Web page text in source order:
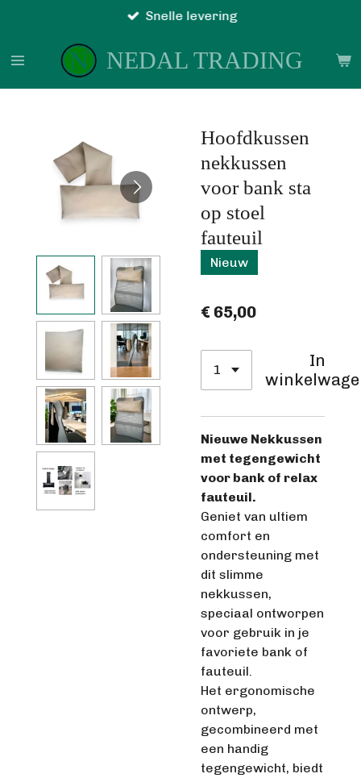
naar
NEDAL TRADING
Snelle levering
Hoofdkussen
nekkussen
voor bank sta
op stoel
fauteuil
Nieuw
€ 65,00
In
Nieuwe Nekkussen
met tegengewicht
voor bank of relax
fauteuil.
Geniet van ultiem
comfort en
ondersteuning met
dit slimme
nekkussen,
speciaal ontworpen
voor gebruik in je
favoriete bank of
fauteuil.
Het ergonomische
ontwerp,
gecombineerd met
een handig
tegengewicht, biedt